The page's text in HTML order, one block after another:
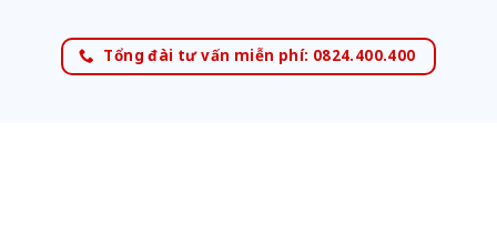
Tổng đài tư vấn miễn phí: 0824.400.400